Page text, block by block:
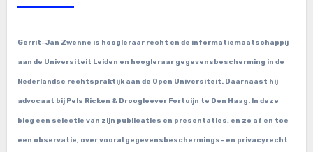
Gerrit-Jan Zwenne is hoogleraar recht en de informatiemaatschappij
aan de Universiteit Leiden en hoogleraar gegevensbescherming in de
Nederlandse rechtspraktijk aan de Open Universiteit. Daarnaast hij
advocaat bij Pels Ricken & Droogleever Fortuijn te Den Haag. In deze
blog een selectie van zijn publicaties en presentaties, en zo af en toe
een observatie, over vooral gegevensbeschermings- en privacyrecht